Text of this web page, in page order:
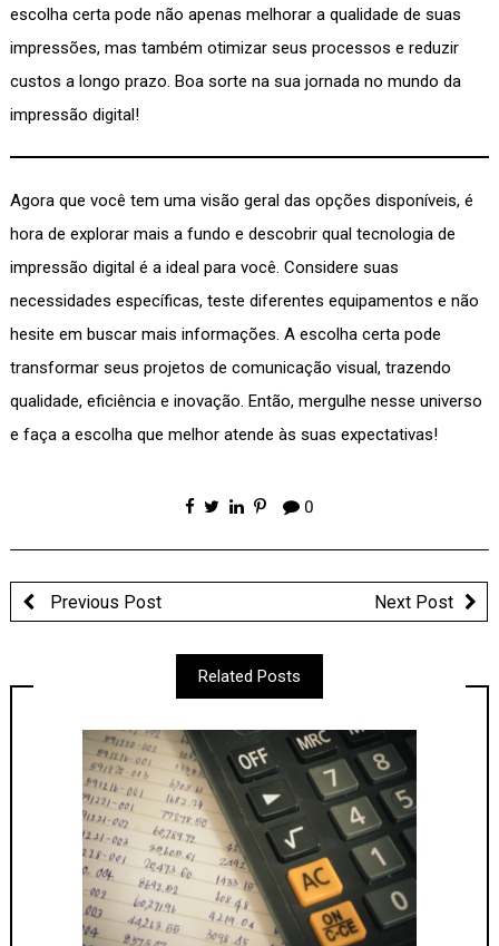
escolha certa pode não apenas melhorar a qualidade de suas
impressões, mas também otimizar seus processos e reduzir
custos a longo prazo. Boa sorte na sua jornada no mundo da
impressão digital!
Agora que você tem uma visão geral das opções disponíveis, é
hora de explorar mais a fundo e descobrir qual tecnologia de
impressão digital é a ideal para você. Considere suas
necessidades específicas, teste diferentes equipamentos e não
hesite em buscar mais informações. A escolha certa pode
transformar seus projetos de comunicação visual, trazendo
qualidade, eficiência e inovação. Então, mergulhe nesse universo
e faça a escolha que melhor atende às suas expectativas!
0
Previous Post Next Post
Related Posts